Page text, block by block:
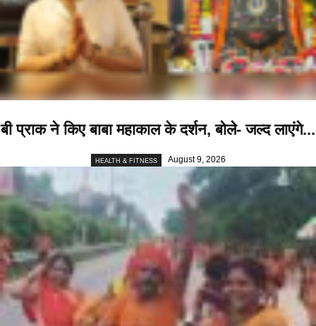
बी प्राक ने किए बाबा महाकाल के दर्शन, बोले- जल्द लाएंगे...
HEALTH & FITNESS August 9, 2026